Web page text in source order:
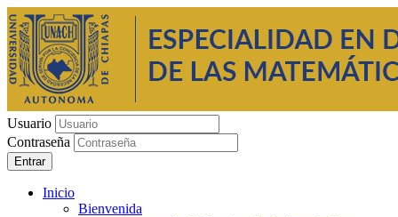
Usuario
Contraseña
Entrar
Inicio
Bienvenida